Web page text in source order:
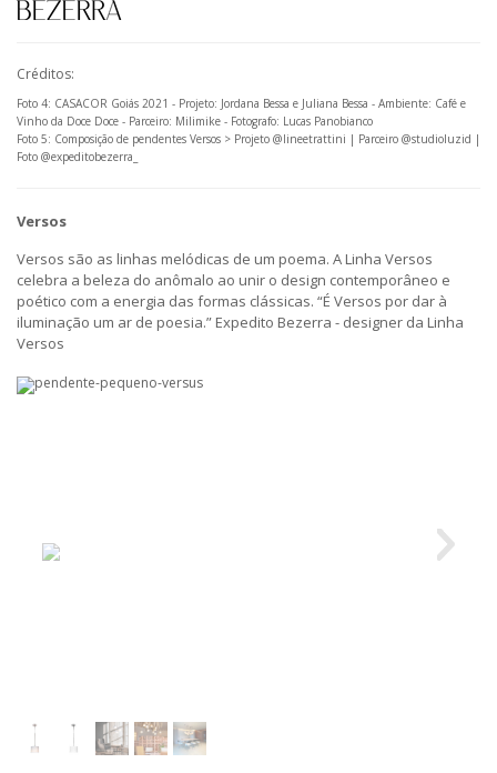
Créditos:
Foto 4: CASACOR Goiás 2021 - Projeto: Jordana Bessa e Juliana Bessa - Ambiente: Café e
Vinho da Doce Doce - Parceiro: Milimike - Fotografo: Lucas Panobianco
Foto 5: Composição de pendentes Versos > Projeto @lineetrattini | Parceiro @studioluzid |
Foto @expeditobezerra_
Versos
Versos são as linhas melódicas de um poema. A Linha Versos
celebra a beleza do anômalo ao unir o design contemporâneo e
poético com a energia das formas clássicas. “É Versos por dar à
iluminação um ar de poesia.” Expedito Bezerra - designer da Linha
Versos